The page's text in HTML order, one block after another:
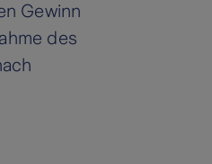
Gewinn
des